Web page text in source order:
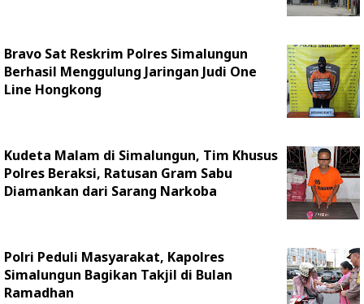
Bravo Sat Reskrim Polres Simalungun
Berhasil Menggulung Jaringan Judi One
Line Hongkong
Kudeta Malam di Simalungun, Tim Khusus
Polres Beraksi, Ratusan Gram Sabu
Diamankan dari Sarang Narkoba
Polri Peduli Masyarakat, Kapolres
Simalungun Bagikan Takjil di Bulan
Ramadhan